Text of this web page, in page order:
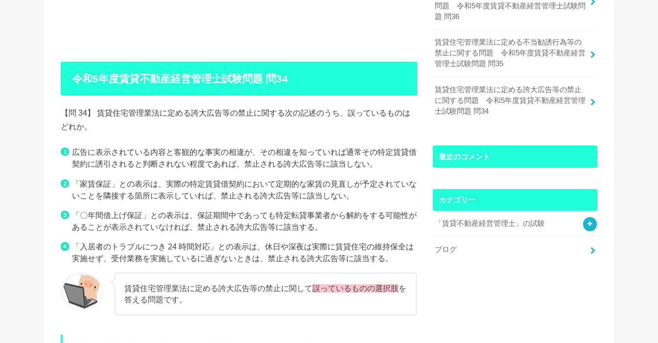
令和5年度賃貸不動産経営管理士試験問題 問34
【問 34】 賃貸住宅管理業法に定める誇大広告等の禁止に関する次の記述のうち、誤っているものは
どれか。
広告に表示されている内容と客観的な事実の相違が、その相違を知っていれば通常その特定賃貸借
契約に誘引されると判断されない程度であれば、禁止される誇大広告等に該当しない。
「家賃保証」との表示は、実際の特定賃貸借契約において定期的な家賃の見直しが予定されていな
いことを隣接する箇所に表示していれば、禁止される誇大広告等に該当しない。
「〇年間借上げ保証」との表示は、保証期間中であっても特定転貸事業者から解約をする可能性が
あることが表示されていなければ、禁止される誇大広告等に該当する。
「入居者のトラブルにつき 24 時間対応」との表示は、休日や深夜は実際に賃貸住宅の維持保全は
実施せず、受付業務を実施しているに過ぎないときは、禁止される誇大広告等に該当する。
賃貸住宅管理業法に定める誇大広告等の禁止に関して誤っているものの選択肢を
答える問題です。
問題 令和5年度賃貸不動産経営管理士試験問
題 問36
賃貸住宅管理業法に定める不当勧誘行為等の
禁止に関する問題 令和5年度賃貸不動産経営
管理士試験問題 問35
賃貸住宅管理業法に定める誇大広告等の禁止
に関する問題 令和5年度賃貸不動産経営管理
士試験問題 問34
最近のコメント
カテゴリー
「賃貸不動産経営管理士」の試験
ブログ